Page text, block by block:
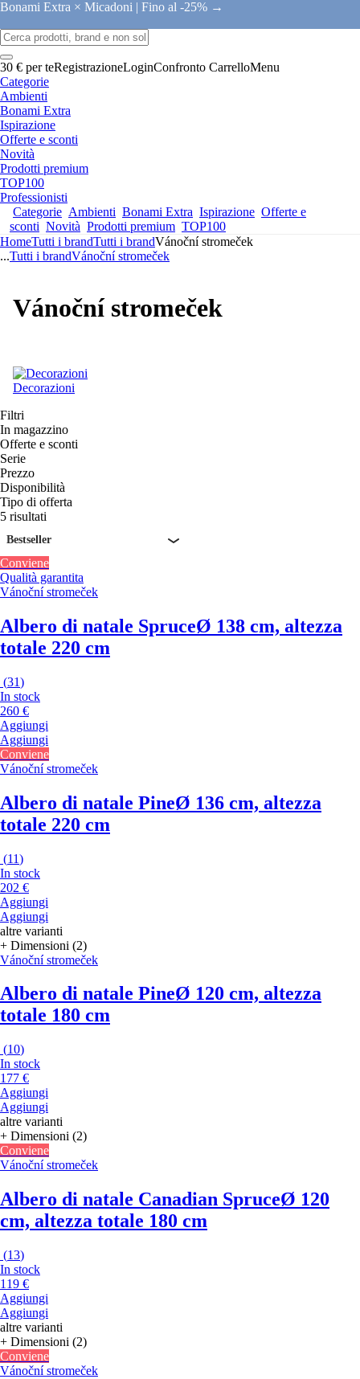
Bonami Extra × Micadoni | Fino al -25% →
30 € per teRegistrazioneLoginConfronto CarrelloMenu
Categorie
Ambienti
Bonami Extra
Ispirazione
Offerte e sconti
Novità
Prodotti premium
TOP100
Professionisti
Categorie Ambienti Bonami Extra Ispirazione Offerte e
sconti Novità Prodotti premium TOP100
HomeTutti i brandTutti i brandVánoční stromeček
...Tutti i brandVánoční stromeček
Vánoční stromeček
Decorazioni
Filtri
In magazzino
Offerte e sconti
Serie
Prezzo
Disponibilità
Tipo di offerta
5 risultati
Bestseller
Conviene
Qualità garantita
Vánoční stromeček
Albero di natale SpruceØ 138 cm, altezza
totale 220 cm
(31)
In stock
260 €
Aggiungi
Aggiungi
Conviene
Vánoční stromeček
Albero di natale PineØ 136 cm, altezza
totale 220 cm
(11)
In stock
202 €
Aggiungi
Aggiungi
altre varianti
+ Dimensioni (2)
Vánoční stromeček
Albero di natale PineØ 120 cm, altezza
totale 180 cm
(10)
In stock
177 €
Aggiungi
Aggiungi
altre varianti
+ Dimensioni (2)
Conviene
Vánoční stromeček
Albero di natale Canadian SpruceØ 120
cm, altezza totale 180 cm
(13)
In stock
119 €
Aggiungi
Aggiungi
altre varianti
+ Dimensioni (2)
Conviene
Vánoční stromeček